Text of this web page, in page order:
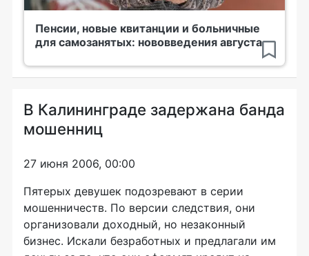
Пенсии, новые квитанции и больничные
для самозанятых: нововведения августа
В Калининграде задержана банда
мошенниц
27 июня 2006, 00:00
Пятерых девушек подозревают в серии
мошенничеств. По версии следствия, они
организовали доходный, но незаконный
бизнес. Искали безработных и предлагали им